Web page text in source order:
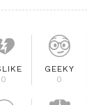
0
GEEKY
0